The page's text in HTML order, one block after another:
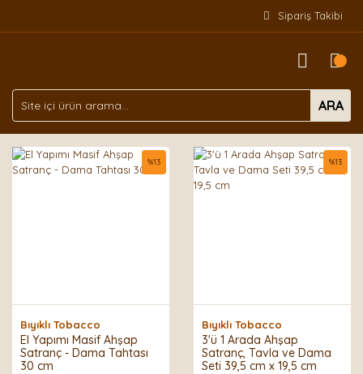
Sipariş Takibi
ARA
Bıyıklı Tobacco
El Yapımı Masif Ahşap
Satranç - Dama Tahtası
30 cm
%13
Bıyıklı Tobacco
3'ü 1 Arada Ahşap
Satranç, Tavla ve Dama
Seti 39,5 cm x 19,5 cm
%13